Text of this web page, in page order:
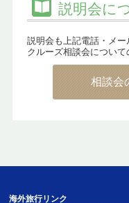
説明会に
説明会も上記電話・メ
クルーズ相談会について
相談会
海外旅行リンク